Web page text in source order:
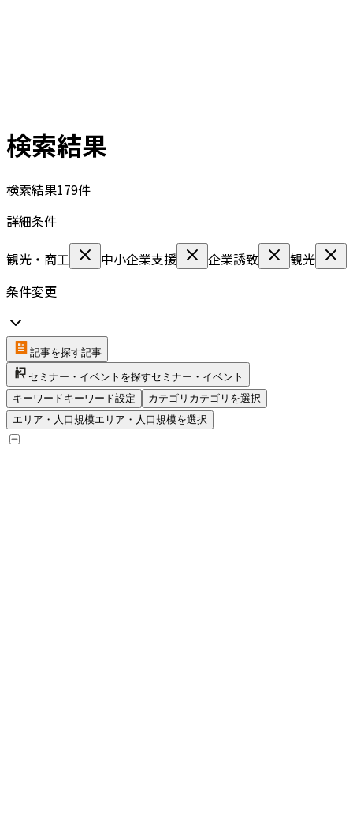
検索結果
検索結果179件
詳細条件
観光・商工
中小企業支援 企業誘致
観光
条件変更
記事を探す記事
セミナー・イベントを探すセミナー・イベント
キーワードキーワード設定 カテゴリ カテゴリを選択
エリア・人口規模エリア・人口規模を選択